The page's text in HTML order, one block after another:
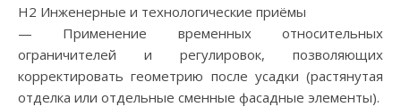
H2 Инженерные и технологические приёмы
— Применение временных относительных
ограничителей и регулировок, позволяющих
корректировать геометрию после усадки (растянутая
отделка или отдельные сменные фасадные элементы).